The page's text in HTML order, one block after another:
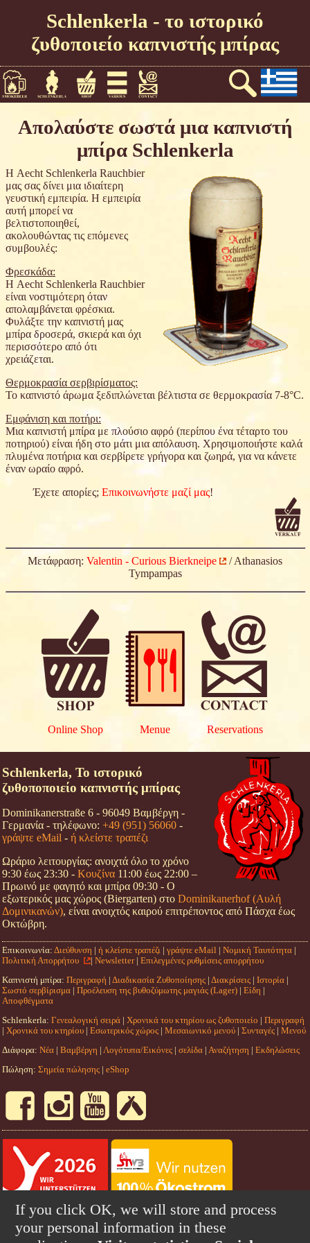
Schlenkerla - το ιστορικό
ζυθοποιείο καπνιστής μπίρας
Απολαύστε σωστά μια καπνιστή
μπίρα Schlenkerla
Η Aecht Schlenkerla Rauchbier
μας σας δίνει μια ιδιαίτερη
γευστική εμπειρία. Η εμπειρία
αυτή μπορεί να
βελτιστοποιηθεί,
ακολουθώντας τις επόμενες
συμβουλές:
Φρεσκάδα:
Η Aecht Schlenkerla Rauchbier
είναι νοστιμότερη όταν
απολαμβάνεται φρέσκια.
Φυλάξτε την καπνιστή μας
μπίρα δροσερά, σκιερά και όχι
περισσότερο από ότι
χρειάζεται.
Θερμοκρασία σερβιρίσματος:
Το καπνιστό άρωμα ξεδιπλώνεται βέλτιστα σε θερμοκρασία 7-8°C.
Εμφάνιση και ποτήρι:
Μια καπνιστή μπίρα με πλούσιο αφρό (περίπου ένα τέταρτο του
ποτηριού) είναι ήδη στο μάτι μια απόλαυση. Χρησιμοποιήστε καλά
πλυμένα ποτήρια και σερβίρετε γρήγορα και ζωηρά, για να κάνετε
έναν ωραίο αφρό.
Έχετε απορίες;Επικοινωνήστε μαζί μας!
Μετάφραση: Valentin - Curious Bierkneipe
/ Athanasios
Tympampas
Online Shop Menue Reservations
Schlenkerla, Το ιστορικό
ζυθοποποιείο καπνιστής μπίρας
Dominikanerstraße 6 - 96049 Βαμβέργη -
Γερμανία - τηλέφωνο:+49 (951) 56060 -
γράψτε eMail -ή κλείστε τραπέζι
Ωράριο λειτουργίας: ανοιχτά όλο το χρόνο
9:30 έως 23:30 -Κουζίνα 11:00 έως 22:00 –
Πρωινό με φαγητό και μπίρα 09:30 - Ο
εξωτερικός μας χώρος (Biergarten) στοDominikanerhof (Αυλή
Δομινικανών), είναι ανοιχτός καιρού επιτρέποντος από Πάσχα έως
Οκτώβρη.
Επικοινωνία:Διεύθυνση |ή κλείστε τραπέζι |γράψτε eMail |Νομική Ταυτότητα
Πολιτική Απορρήτου
|Newsletter|Επιλεγμένες ρυθμίσεις απορρήτου
Καπνιστή μπίρα:Περιγραφή |Διαδικασία Ζυθοποίησης |Διακρίσεις |Ιστορία
Σωστό σερβίρισμα
|Προέλευση της βυθοζύμωτης μαγιάς (Lager) |Είδη
Αποφθέγματα
Schlenkerla:Γενεαλογική σειρά |Χρονικά του κτηρίου ως ζυθοποιείο |Περιγραφή
|Χρονικά του κτηρίου |Εσωτερικός χώρος |Μεσαιωνικό μενού |Συνταγές |Μενού
Διάφορα:Νέα |Βαμβέργη |Λογότυπα/Εικόνες |σελίδα |Αναζήτηση |Εκδηλώσεις
Πώληση:Σημεία πώλησης |eShop
If you click OK, we will store and process
your personal information in these